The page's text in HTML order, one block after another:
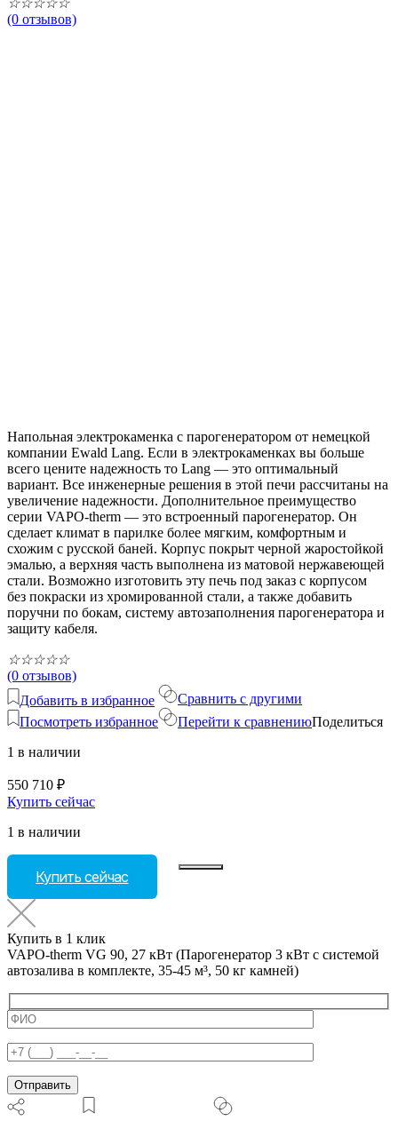
(0 отзывов)
Напольная электрокаменка c парогенератором от немецкой
компании Ewald Lang. Если в электрокаменках вы больше
всего цените надежность то Lang — это оптимальный
вариант. Все инженерные решения в этой печи рассчитаны на
увеличение надежности. Дополнительное преимущество
серии VAPO-therm — это встроенный парогенератор. Он
сделает климат в парилке более мягким, комфортным и
схожим с русской баней. Корпус покрыт черной жаростойкой
эмалью, а верхняя часть выполнена из матовой нержавеющей
стали. Возможно изготовить эту печь под заказ с корпусом
без покраски из хромированной стали, а также добавить
поручни по бокам, систему автозаполнения парогенератора и
защиту кабеля.
☆☆☆☆☆
(0 отзывов)
Добавить в избранное
Посмотреть избранное
Сравнить с другими
Перейти к сравнениюПоделиться
1 в наличии
550 710 ₽
Купить сейчас
1 в наличии
Купить сейчас
Количество
27
кВт
3
комплекте,
Купить в 1 клик
VAPO-therm VG 90, 27 кВт (Парогенератор 3 кВт с системой
автозалива в комплекте, 35-45 м³, 50 кг камней)